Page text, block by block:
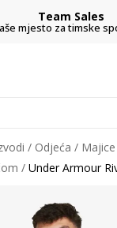
Team Sales
mjesto za timske
Odjeća
Under Armour